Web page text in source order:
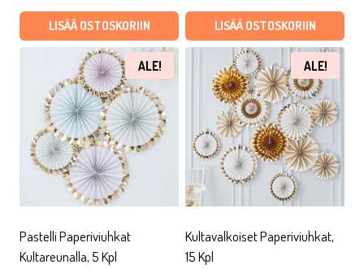
oli:
€9,50.
on:
€5,23.
LISÄÄ OSTOSKORIIN
oli:
€8,90.
on:
€4,90.
LISÄÄ OSTOSKORIIN
ALE!
Pastelli Paperiviuhkat
Kultareunalla, 5 Kpl
ALE!
Kultavalkoiset Paperiviuhkat,
15 Kpl